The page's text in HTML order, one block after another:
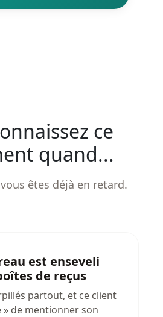
ce
quand...
êtes déjà en retard.
est enseveli
de reçus
partout, et ce client
» de mentionner son